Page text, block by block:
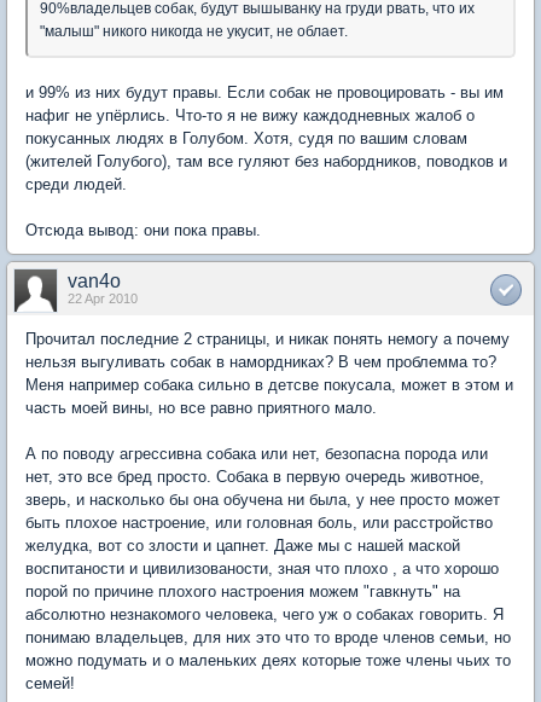
90%владельцев собак, будут вышыванку на груди рвать, что их
"малыш" никого никогда не укусит, не облает.
и 99% из них будут правы. Если собак не провоцировать - вы им
нафиг не упёрлись. Что-то я не вижу каждодневных жалоб о
покусанных людях в Голубом. Хотя, судя по вашим словам
(жителей Голубого), там все гуляют без набордников, поводков и
среди людей.
Отсюда вывод: они пока правы.
van4o
22 Apr 2010
Прочитал последние 2 страницы, и никак понять немогу а почему
нельзя выгуливать собак в намордниках? В чем проблемма то?
Меня например собака сильно в детсве покусала, может в этом и
часть моей вины, но все равно приятного мало.
А по поводу агрессивна собака или нет, безопасна порода или
нет, это все бред просто. Собака в первую очередь животное,
зверь, и насколько бы она обучена ни была, у нее просто может
быть плохое настроение, или головная боль, или расстройство
желудка, вот со злости и цапнет. Даже мы с нашей маской
воспитаности и цивилизованости, зная что плохо , а что хорошо
порой по причине плохого настроения можем "гавкнуть" на
абсолютно незнакомого человека, чего уж о собаках говорить. Я
понимаю владельцев, для них это что то вроде членов семьи, но
можно подумать и о маленьких деях которые тоже члены чьих то
семей!